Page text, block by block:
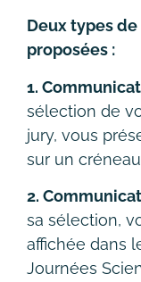
Deux types
proposées :
1.
sélection de
jury, vous
sur un
2.
sa sélection,
affichée dans
Journées